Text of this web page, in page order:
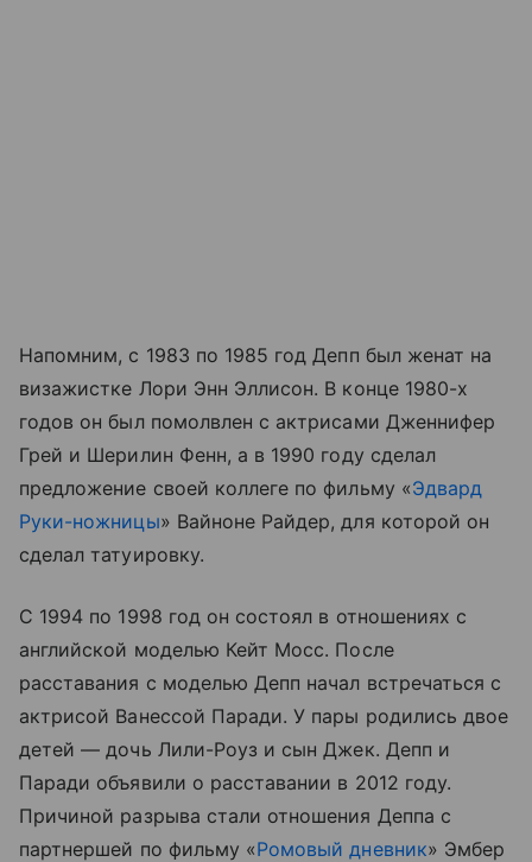
Напомним, с 1983 по 1985 год Депп был женат на
визажистке Лори Энн Эллисон. В конце 1980-х
годов он был помолвлен с актрисами Дженнифер
Грей и Шерилин Фенн, а в 1990 году сделал
предложение своей коллеге по фильму «Эдвард
Руки-ножницы» Вайноне Райдер, для которой он
сделал татуировку.
С 1994 по 1998 год он состоял в отношениях с
английской моделью Кейт Мосс. После
расставания с моделью Депп начал встречаться с
актрисой Ванессой Паради. У пары родились двое
детей — дочь Лили-Роуз и сын Джек. Депп и
Паради объявили о расставании в 2012 году.
Причиной разрыва стали отношения Деппа с
партнершей по фильму «Ромовый дневник» Эмбер